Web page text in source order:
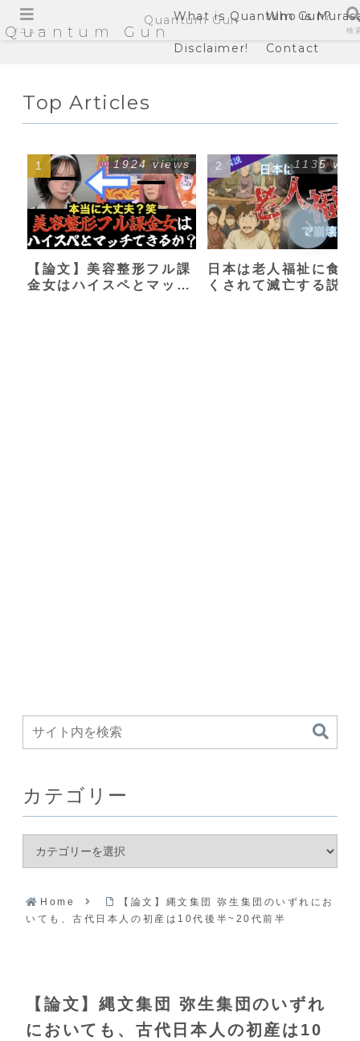
Quantum Gun
What is Quantum Gun?
Who is
Disclaimer! Contact
Top Articles
【論文】美容整形フル課
金女はハイスペとマッチ
1924 views
日本は老人福祉に食い
くされて滅亡する説
1135
カテゴリー
Home
【論文】縄文集団 弥生集団のいずれにお
いても、古代日本人の初産は10代後半~20代前半
【論文】縄文集団 弥生集団のいずれ
においても、古代日本人の初産は10
メニュー
Quantum Gun
検